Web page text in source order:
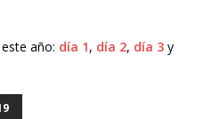
año: día 1, día 2, día 3 y